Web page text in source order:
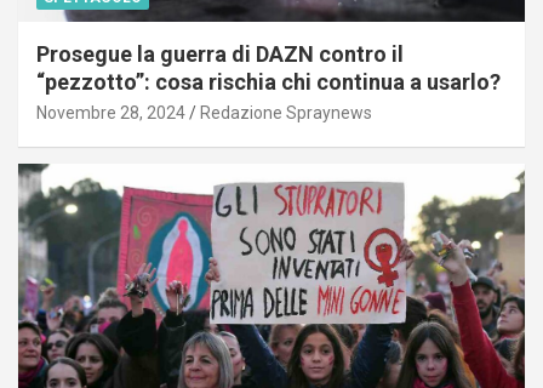
Prosegue la guerra di DAZN contro il
“pezzotto”: cosa rischia chi continua a usarlo?
Novembre 28, 2024 Redazione Spraynews